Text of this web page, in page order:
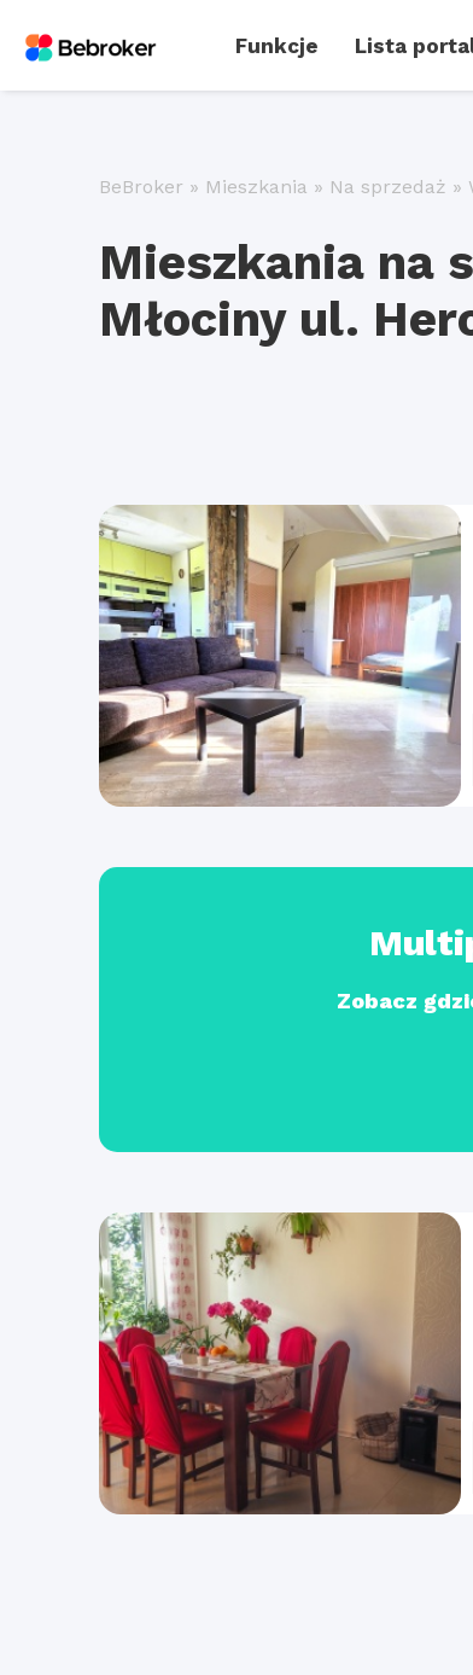
Funkcje Lista
BeBroker » Mieszkania » Na sprzedaż »
Mieszkania na
Młociny ul.
Zobacz